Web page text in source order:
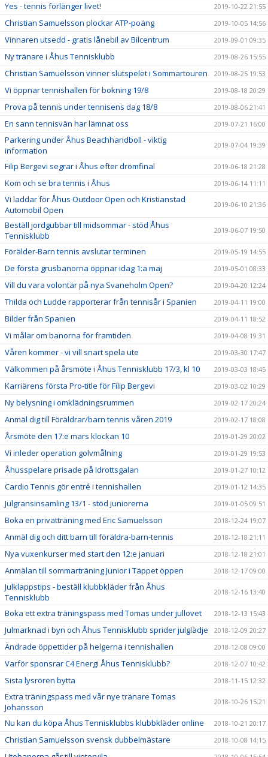
Yes - tennis förlänger livet! 2019-10-22 21:55
Christian Samuelsson plockar ATP-poäng 2019-10-05 14:56
Vinnaren utsedd - gratis lånebil av Bilcentrum 2019-09-01 09:35
Ny tränare i Åhus Tennisklubb 2019-08-26 15:55
Christian Samuelsson vinner slutspelet i Sommartouren 2019-08-25 19:53
Vi öppnar tennishallen för bokning 19/8 2019-08-18 20:29
Prova på tennis under tennisens dag 18/8 2019-08-06 21:41
En sann tennisvän har lämnat oss 2019-07-21 16:00
Parkering under Åhus Beachhandboll - viktig
information
2019-07-04 19:39
Filip Bergevi segrar i Åhus efter drömfinal 2019-06-18 21:28
Kom och se bra tennis i Åhus 2019-06-14 11:11
Vi laddar för Åhus Outdoor Open och Kristianstad
Automobil Open
2019-06-10 21:36
Beställ jordgubbar till midsommar - stöd Åhus
Tennisklubb
2019-06-07 19:50
Förälder-Barn tennis avslutar terminen 2019-05-19 14:55
De första grusbanorna öppnar idag 1:a maj 2019-05-01 08:33
Vill du vara volontär på nya Svaneholm Open? 2019-04-20 12:24
Thilda och Ludde rapporterar från tennisår i Spanien 2019-04-11 19:00
Bilder från Spanien 2019-04-11 18:52
Vi målar om banorna för framtiden 2019-04-08 19:31
Våren kommer - vi vill snart spela ute 2019-03-30 17:47
Välkommen på årsmöte i Åhus Tennisklubb 17/3, kl 10 2019-03-03 18:45
Karriärens första Pro-title för Filip Bergevi 2019-03-02 10:29
Ny belysning i omklädningsrummen 2019-02-17 20:24
Anmäl dig till Föräldrar/barn tennis våren 2019 2019-02-17 18:08
Årsmöte den 17:e mars klockan 10 2019-01-29 20:02
Vi inleder operation golvmålning 2019-01-29 19:53
Åhusspelare prisade på Idrottsgalan 2019-01-27 10:12
Cardio Tennis gör entré i tennishallen 2019-01-12 14:35
Julgransinsamling 13/1 - stöd juniorerna 2019-01-05 09:51
Boka en privatträning med Eric Samuelsson 2018-12-24 19:07
Anmäl dig och ditt barn till föräldra-barn-tennis 2018-12-18 21:11
Nya vuxenkurser med start den 12:e januari 2018-12-18 21:01
Anmälan till sommarträning Junior i Täppet öppen 2018-12-17 09:00
Julklappstips - beställ klubbkläder från Åhus
Tennisklubb
2018-12-16 13:40
Boka ett extra träningspass med Tomas under jullovet 2018-12-13 15:43
Julmarknad i byn och Åhus Tennisklubb sprider julglädje 2018-12-09 20:27
Ändrade öppettider på helgerna i tennishallen 2018-12-08 09:00
Varför sponsrar C4 Energi Åhus Tennisklubb? 2018-12-07 10:42
Sista lysrören bytta 2018-11-15 12:32
Extra träningspass med vår nye tränare Tomas
Johansson
2018-10-26 15:21
Nu kan du köpa Åhus Tennisklubbs klubbkläder online 2018-10-21 20:17
Christian Samuelsson svensk dubbelmästare 2018-10-08 14:15